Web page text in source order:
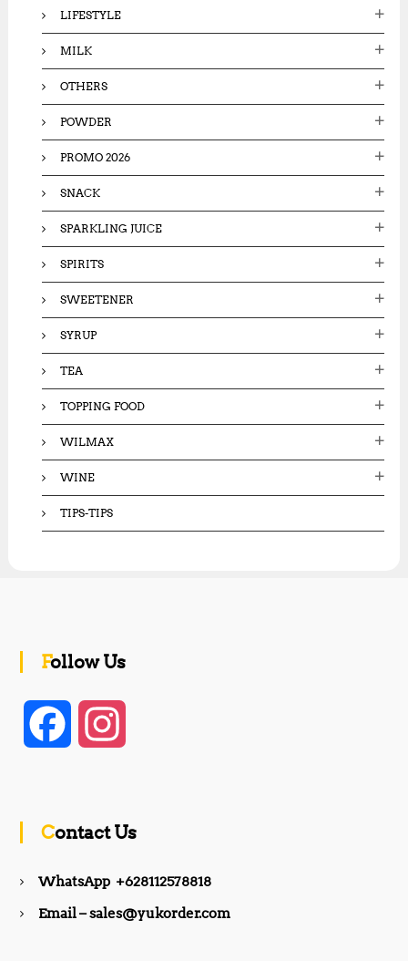
LIFESTYLE
MILK
OTHERS
POWDER
PROMO 2026
SNACK
SPARKLING JUICE
SPIRITS
SWEETENER
SYRUP
TEA
TOPPING FOOD
WILMAX
WINE
TIPS-TIPS
Follow Us
b a
Contact Us
WhatsApp +628112578818
Email – sales@yukorder.com